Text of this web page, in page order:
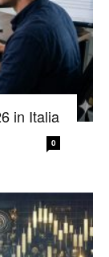
in Italia
0